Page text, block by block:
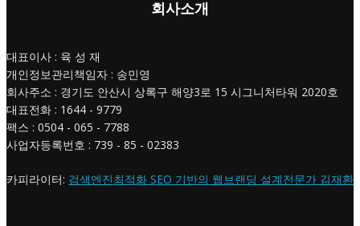
회사소개
대표이사 : 육 성 재
개인정보관리책임자 : 송민영
회사주소 : 경기도 안산시 상록구 해양3로 15 시그니처타워 2020호
대표전화 : 1644 - 9779
팩스 : 0504 - 065 - 7788
사업자등록번호 : 739 - 85 - 02383
카피라이터: 검색엔진최적화 SEO 기반의 웹브랜딩 설계전문가 김재환